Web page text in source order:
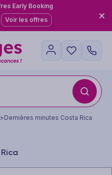
Early Booking
Voir les offres
>Dernières minutes Costa Rica